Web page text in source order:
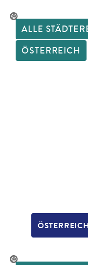
stock.adobe.com
ALLE
ÖSTERREICH
- gty